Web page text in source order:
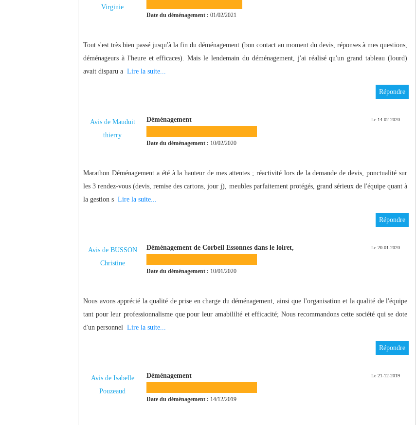
Virginie
Date du déménagement : 01/02/2021
Tout s'est très bien passé jusqu'à la fin du déménagement (bon contact au moment du devis, réponses à mes questions,
déménageurs à l'heure et efficaces). Mais le lendemain du déménagement, j'ai réalisé qu'un grand tableau (lourd)
avait disparu a Lire la suite...
Répondre
Avis de Mauduit
thierry
Déménagement
Date du déménagement : 10/02/2020
Le 14-02-2020
Marathon Déménagement a été à la hauteur de mes attentes ; réactivité lors de la demande de devis, ponctualité sur
les 3 rendez-vous (devis, remise des cartons, jour j), meubles parfaitement protégés, grand sérieux de l'équipe quant à
la gestion s Lire la suite...
Répondre
Avis de BUSSON
Christine
Déménagement de Corbeil Essonnes dans le loiret,
Date du déménagement : 10/01/2020
Le 20-01-2020
Nous avons apprécié la qualité de prise en charge du déménagement, ainsi que l'organisation et la qualité de l'équipe
tant pour leur professionnalisme que pour leur amabililté et efficacité; Nous recommandons cette société qui se dote
d'un personnel Lire la suite...
Répondre
Avis de Isabelle
Pouzeaud
Déménagement
Date du déménagement : 14/12/2019
Le 21-12-2019